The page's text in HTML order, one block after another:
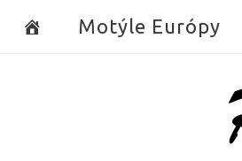
Motýle Európy
Home